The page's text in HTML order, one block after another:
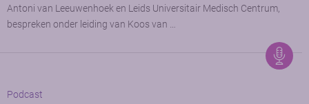
Antoni van Leeuwenhoek en Leids Universitair Medisch Centrum,
bespreken onder leiding van Koos van …
Podcast